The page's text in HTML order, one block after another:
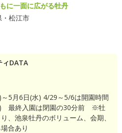
に一面に広がる牡丹
・松江市
ィDATA
5月6日(水) 4/29～5/6は開園時間
最終入園は閉園の30分前 ※牡
、池泉牡丹のボリューム、会期、
合あり